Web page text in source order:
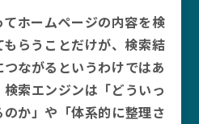
ホームページの内容を検
らうことだけが、検索結
ながるというわけではあ
索エンジンは「どういっ
か」や「体系的に整理さ